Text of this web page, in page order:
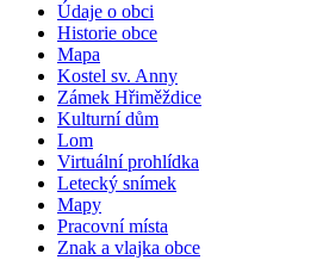
Údaje o obci
Historie obce
Mapa
Kostel sv. Anny
Zámek Hřiměždice
Kulturní dům
Lom
Virtuální prohlídka
Letecký snímek
Mapy
Pracovní místa
Znak a vlajka obce